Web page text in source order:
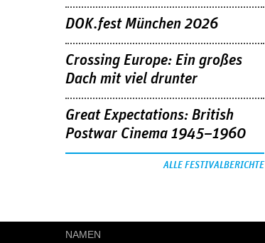
DOK.fest München 2026
Crossing Europe: Ein großes
Dach mit viel drunter
Great Expectations: British
Postwar Cinema 1945–1960
ALLE FESTIVALBERICHTE
NAMEN